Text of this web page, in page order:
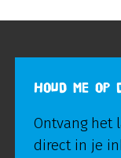
HOUD ME OP
Ontvang het
direct in je